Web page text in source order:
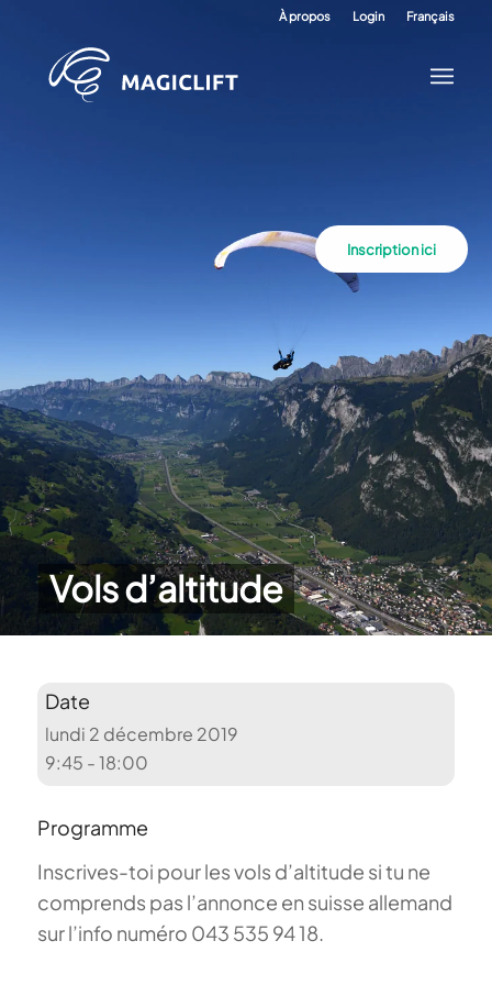
À propos Login Français
Vols d’altitude
Inscription ici
Date
lundi 2 décembre 2019
9:45 - 18:00
Programme
Inscrives-toi pour les vols d’altitude si tu ne
comprends pas l’annonce en suisse allemand
sur l’info numéro 043 535 94 18.